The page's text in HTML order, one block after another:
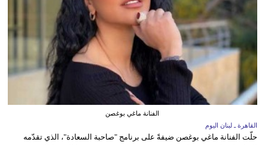
الفنانة ماغي بوغصن
القاهرة ـ لبنان اليوم
حلّت الفنانة ماغي بوغصن ضيفةً على برنامج "صاحبة السعادة"، الذي تقدّمه